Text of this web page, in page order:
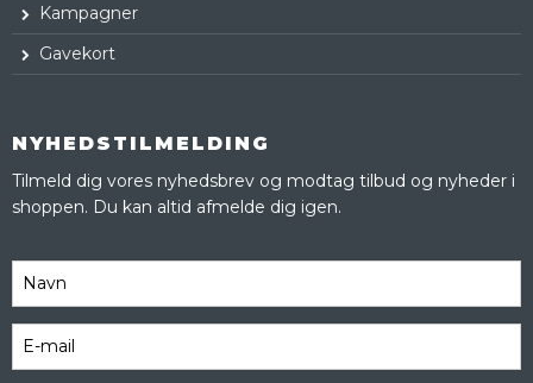
Kampagner
Gavekort
NYHEDSTILMELDING
Tilmeld dig vores nyhedsbrev og modtag tilbud og nyheder i
shoppen. Du kan altid afmelde dig igen.